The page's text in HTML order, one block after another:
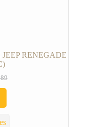
RENEGADE